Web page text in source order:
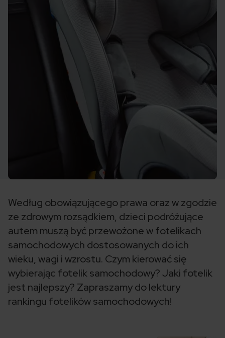
Według obowiązującego prawa oraz w zgodzie
ze zdrowym rozsądkiem, dzieci podróżujące
autem muszą być przewożone w fotelikach
samochodowych dostosowanych do ich
wieku, wagi i wzrostu. Czym kierować się
wybierając fotelik samochodowy? Jaki fotelik
jest najlepszy? Zapraszamy do lektury
rankingu fotelików samochodowych!